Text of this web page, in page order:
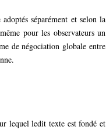
séparément et selon la
pour les observateurs un
de négociation globale entre
lequel ledit texte est fondé et